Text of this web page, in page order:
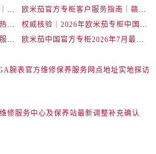
新疆维吾尔自治区北屯市团结路售后服务中心（需提前预约）
新疆维吾尔自治区博乐市博乐市北京路售后服务中心（需提前预约）
新疆维吾尔自治区昌吉市延安北路售后服务中心（需提前预约）
新疆维吾尔自治区哈密市伊州区建国北路售后服务中心（需提前预约）
2026年7月欧米茄青岛官方专柜｜权威客户服务核验攻略与联络热线公告
欧米茄官方专柜客户服务指南｜赣州门店信息+官方热线全公开（2026年7月最新）
2026年7月欧米茄赣州专柜服务热线全攻略｜官方客户咨询电话一查便知
权威核验｜2026年欧米茄专柜中国区客户服务热线（7月版）全攻略
2026年7月欧米茄长春专柜客户服务热线核验｜官方门店攻略大全
欧米茄中国官方专柜2026年7月最新通知｜服务热线与客户专线同步更新
腕表官方维修保养服务网点地址实地探访
修服务中心及保养站最新调整补充确认